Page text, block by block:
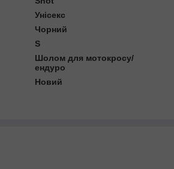
Унісекс
Чорний
S
Шолом для мотокросу/
ендуро
Новий